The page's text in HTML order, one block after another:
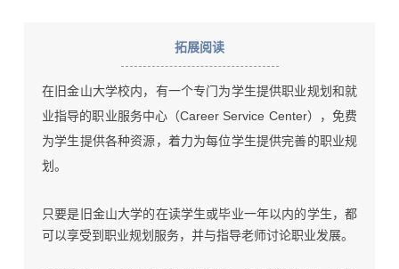
拓展阅读
在旧金山大学校内，有一个专门为学生提供职业规划和就
业指导的职业服务中心（Career Service Center），免费
为学生提供各种资源，着力为每位学生提供完善的职业规
划。
只要是旧金山大学的在读学生或毕业一年以内的学生，都
可以享受到职业规划服务，并与指导老师讨论职业发展。